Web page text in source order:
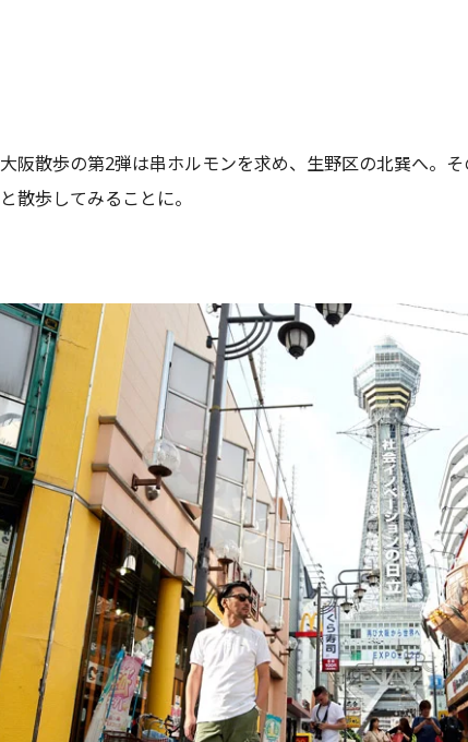
大阪散歩の第2弾は串ホルモンを求め、生野区の北巽へ。
と散歩してみることに。